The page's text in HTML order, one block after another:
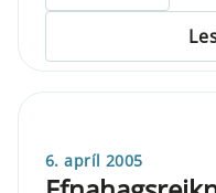
6. apríl 2005